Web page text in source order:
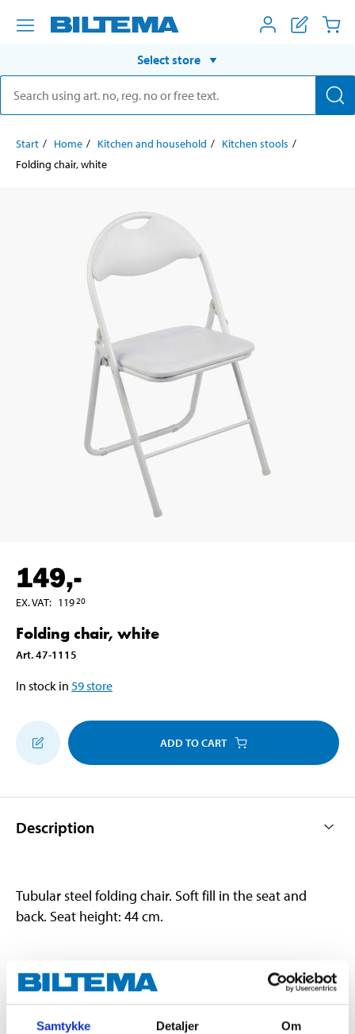
Samtykke Detaljer Om
Select store
Start Home Kitchen and household
Kitchen stools
Folding chair, white
149,-
EX. VAT: 11920
Folding chair, white
Art.47-1115
In stock in 59store
ADD TO CART
Description
Tubular steel folding chair. Soft fill in the seat and
back. Seat height: 44 cm.
Technical specifications
Height
80 cm